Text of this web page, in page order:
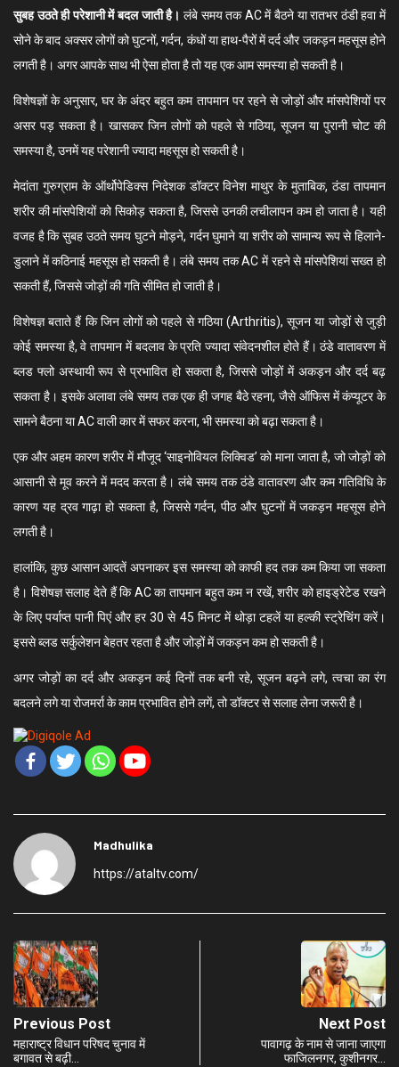
सुबह उठते ही परेशानी में बदल जाती है। लंबे समय तक AC में बैठने या रातभर ठंडी हवा में
सोने के बाद अक्सर लोगों को घुटनों, गर्दन, कंधों या हाथ-पैरों में दर्द और जकड़न महसूस होने
लगती है। अगर आपके साथ भी ऐसा होता है तो यह एक आम समस्या हो सकती है।
विशेषज्ञों के अनुसार, घर के अंदर बहुत कम तापमान पर रहने से जोड़ों और मांसपेशियों पर
असर पड़ सकता है। खासकर जिन लोगों को पहले से गठिया, सूजन या पुरानी चोट की
समस्या है, उनमें यह परेशानी ज्यादा महसूस हो सकती है।
मेदांता गुरुग्राम के ऑर्थोपेडिक्स निदेशक डॉक्टर विनेश माथुर के मुताबिक, ठंडा तापमान
शरीर की मांसपेशियों को सिकोड़ सकता है, जिससे उनकी लचीलापन कम हो जाता है। यही
वजह है कि सुबह उठते समय घुटने मोड़ने, गर्दन घुमाने या शरीर को सामान्य रूप से हिलाने-
डुलाने में कठिनाई महसूस हो सकती है। लंबे समय तक AC में रहने से मांसपेशियां सख्त हो
सकती हैं, जिससे जोड़ों की गति सीमित हो जाती है।
विशेषज्ञ बताते हैं कि जिन लोगों को पहले से गठिया (Arthritis), सूजन या जोड़ों से जुड़ी
कोई समस्या है, वे तापमान में बदलाव के प्रति ज्यादा संवेदनशील होते हैं। ठंडे वातावरण में
ब्लड फ्लो अस्थायी रूप से प्रभावित हो सकता है, जिससे जोड़ों में अकड़न और दर्द बढ़
सकता है। इसके अलावा लंबे समय तक एक ही जगह बैठे रहना, जैसे ऑफिस में कंप्यूटर के
सामने बैठना या AC वाली कार में सफर करना, भी समस्या को बढ़ा सकता है।
एक और अहम कारण शरीर में मौजूद ‘साइनोवियल लिक्विड’ को माना जाता है, जो जोड़ों को
आसानी से मूव करने में मदद करता है। लंबे समय तक ठंडे वातावरण और कम गतिविधि के
कारण यह द्रव गाढ़ा हो सकता है, जिससे गर्दन, पीठ और घुटनों में जकड़न महसूस होने
लगती है।
हालांकि, कुछ आसान आदतें अपनाकर इस समस्या को काफी हद तक कम किया जा सकता
है। विशेषज्ञ सलाह देते हैं कि AC का तापमान बहुत कम न रखें, शरीर को हाइड्रेटेड रखने
के लिए पर्याप्त पानी पिएं और हर 30 से 45 मिनट में थोड़ा टहलें या हल्की स्ट्रेचिंग करें।
इससे ब्लड सर्कुलेशन बेहतर रहता है और जोड़ों में जकड़न कम हो सकती है।
अगर जोड़ों का दर्द और अकड़न कई दिनों तक बनी रहे, सूजन बढ़ने लगे, त्वचा का रंग
बदलने लगे या रोजमर्रा के काम प्रभावित होने लगें, तो डॉक्टर से सलाह लेना जरूरी है।
Madhulika
https://ataltv.com/
Previous Post
महाराष्ट्र विधान परिषद चुनाव में
बगावत से बढ़ी…
Next Post
पावागढ़ के नाम से जाना जाएगा
फाजिलनगर, कुशीनगर…